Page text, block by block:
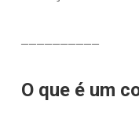
O que é um